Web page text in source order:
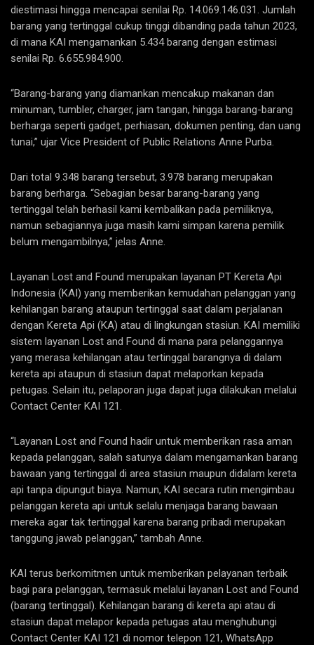
diestimasi hingga mencapai senilai Rp. 14.069.146.031. Jumlah
barang yang tertinggal cukup tinggi dibanding pada tahun 2023,
di mana KAI mengamankan 5.434 barang dengan estimasi
senilai Rp. 6.655.984.900.
“Barang-barang yang diamankan mencakup makanan dan
minuman, tumbler, charger, jam tangan, hingga barang-barang
berharga seperti gadget, perhiasan, dokumen penting, dan uang
tunai,” ujar Vice President of Public Relations Anne Purba.
Dari total 9.348 barang tersebut, 3.978 barang merupakan
barang berharga. “Sebagian besar barang-barang yang
tertinggal telah berhasil kami kembalikan pada pemiliknya,
namun sebagiannya juga masih kami simpan karena pemilik
belum mengambilnya,” jelas Anne.
Layanan Lost and Found merupakan layanan PT Kereta Api
Indonesia (KAI) yang memberikan kemudahan pelanggan yang
kehilangan barang ataupun tertinggal saat dalam perjalanan
dengan Kereta Api (KA) atau di lingkungan stasiun. KAI memiliki
sistem layanan Lost and Found di mana para pelanggannya
yang merasa kehilangan atau tertinggal barangnya di dalam
kereta api ataupun di stasiun dapat melaporkan kepada
petugas. Selain itu, pelaporan juga dapat juga dilakukan melalui
Contact Center KAI 121.
“Layanan Lost and Found hadir untuk memberikan rasa aman
kepada pelanggan, salah satunya dalam mengamankan barang
bawaan yang tertinggal di area stasiun maupun didalam kereta
api tanpa dipungut biaya. Namun, KAI secara rutin mengimbau
pelanggan kereta api untuk selalu menjaga barang bawaan
mereka agar tak tertinggal karena barang pribadi merupakan
tanggung jawab pelanggan,” tambah Anne.
KAI terus berkomitmen untuk memberikan pelayanan terbaik
bagi para pelanggan, termasuk melalui layanan Lost and Found
(barang tertinggal). Kehilangan barang di kereta api atau di
stasiun dapat melapor kepada petugas atau menghubungi
Contact Center KAI 121 di nomor telepon 121, WhatsApp